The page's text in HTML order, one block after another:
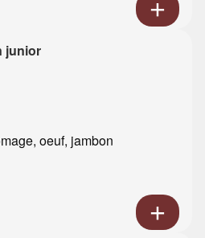
junior
oeuf, jambon